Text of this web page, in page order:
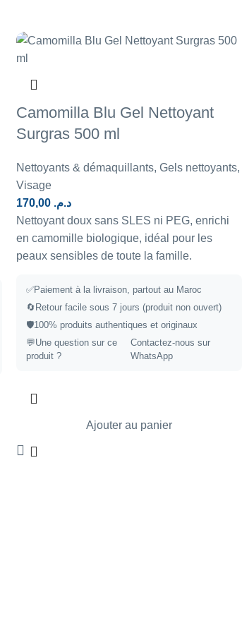
Camomilla Blu Gel Nettoyant
Surgras 500 ml
Nettoyants & démaquillants, Gels nettoyants,
Visage
د.م. 170,00
Nettoyant doux sans SLES ni PEG, enrichi
en camomille biologique, idéal pour les
peaux sensibles de toute la famille.
✅Paiement à la livraison, partout au Maroc
🔄Retour facile sous 7 jours (produit non ouvert)
🛡️100% produits authentiques et originaux
💬Une question sur ce
produit ?
Contactez-nous sur
WhatsApp
Ajouter au panier